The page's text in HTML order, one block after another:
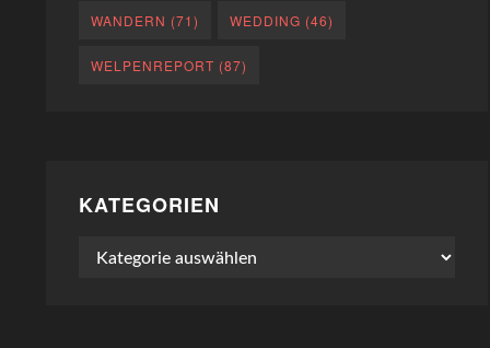
WANDERN (71) WEDDING (46)
WELPENREPORT (87)
KATEGORIEN
Kategorien